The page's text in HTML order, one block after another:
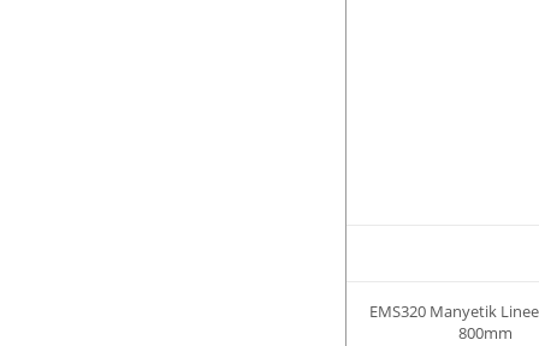
EMS320 Manyetik
800mm